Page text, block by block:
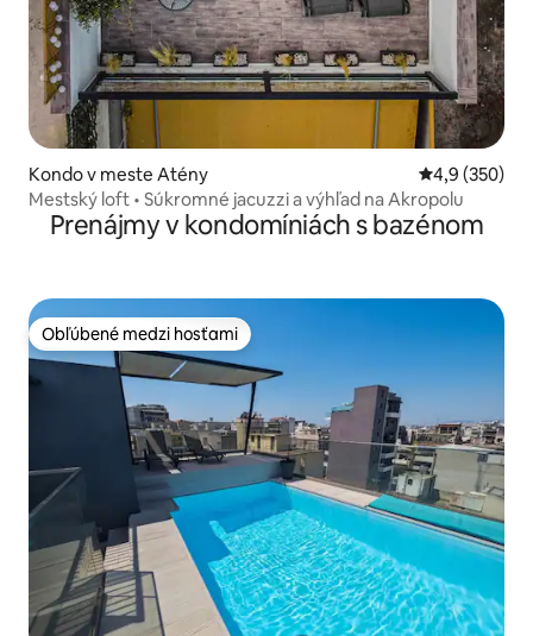
Kondo v meste Atény Priemerné
4,9 (350)
Mestský loft • Súkromné jacuzzi a výhľad na Akropolu
Prenájmy v kondomíniách s bazénom
Obľúbené medzi hosťami
Obľúbené medzi hosťami